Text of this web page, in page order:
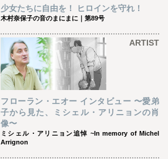
少女たちに自由を！ ヒロインを守れ！
木村奈保子の音のまにまに｜第89号
ARTIST
フローラン・エオー インタビュー 〜愛弟
子から見た、ミシェル・アリニョンの肖
像〜
ミシェル・アリニョン追悼 ~In memory of Michel
Arrignon